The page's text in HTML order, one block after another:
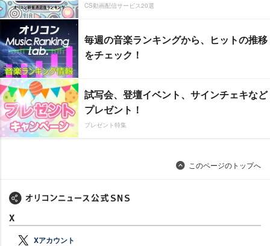
CS動画配信サービス20選
毎週の音楽ランキングから、ヒットの推移
をチェック！
試写会、登壇イベント、サインチェキなど
プレゼント！
プレゼント特集
このページのトップへ
X
Xアカウント